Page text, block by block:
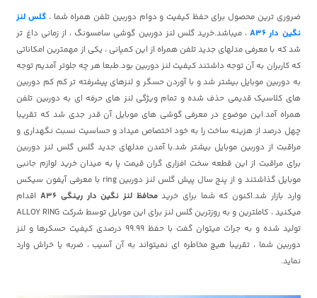
ضروری ترین محصول برای حفظ کیفیت و دوام دوربین تلفن همراه شما ، گلس لنز
نگین دار A36
، میباشد.خرید گلس لنز دوربین گوشی سامسونگ ، از زمانی داغ تر
شد که با معرفی مدلهای جدید تلفن همراه از این کمپانی ، یکی از مهمترین امکاناتی
که کاربران به آن توجه داشتند کیفیت لنز دوربین بود.طبعا هر چه جلوتر آمدیم توجه
به دوربین موبایل بیشتر شد و با آوردنحسگر و لنزهای پیشرفته تر کم کم دوربین
های کلاسیک قدیمی حذف شده و تمام ویژگی لنز های حرفه ای به دوربین تلفن
همراه آمد.این موضوع در معرفی گوشی های موبایل آن قدر جدی شد که تقریبا
چهل درصد از هزینه ساخت را به خود اختصاص میداد و حساسیت نسبت نگهداری و
مراقبت از دوربین موبایل بیشتر شد.با آمدن مدلهای جدید گلس گلس لنز دوربین
برای مراقبت از این قطعه سخت افزاری گران قیمت پا به میدان خرید لوازم جانبی
موبایل گذاشتند و از پنج سال پیش گلس لنز دوربین ring با معرفی آیفون سیکس
وارد بازار شد.اکنون که شما برای خریدمحافظ لنز نگین دار رینگی A36
اقدام
میکنید ، کاملترین و به روزترین گلس لنز برای این موبایل توسط شرکت ALLOY RING
تولید شده و به جرات میتوان گفت با حفظ 99.99 درصدی کیفیت حسکرها و لنز
دوربین شما ، تقریبا هیچ مخاطره ای نمیتواند به آن آسیب ، ضربه یا خراش وارد
نماید.